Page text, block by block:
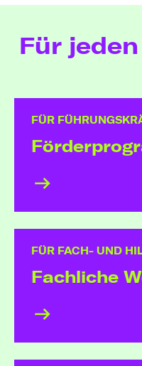
Für
FÜR
FÜR FACH- UND
Fachliche